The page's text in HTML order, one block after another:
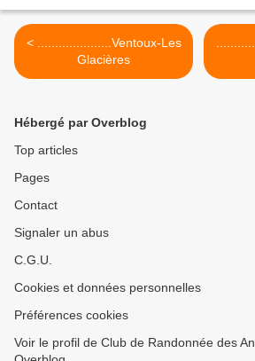
< .....................Ventoux-Les
Glacières
Hébergé par Overblog
Top articles
Pages
Contact
Signaler un abus
C.G.U.
Cookies et données personnelles
Préférences cookies
Voir le profil de Club de Randonnée des